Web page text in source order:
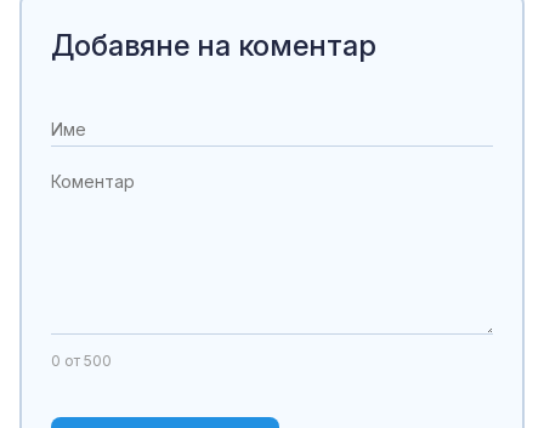
Добавяне на коментар
0 от 500